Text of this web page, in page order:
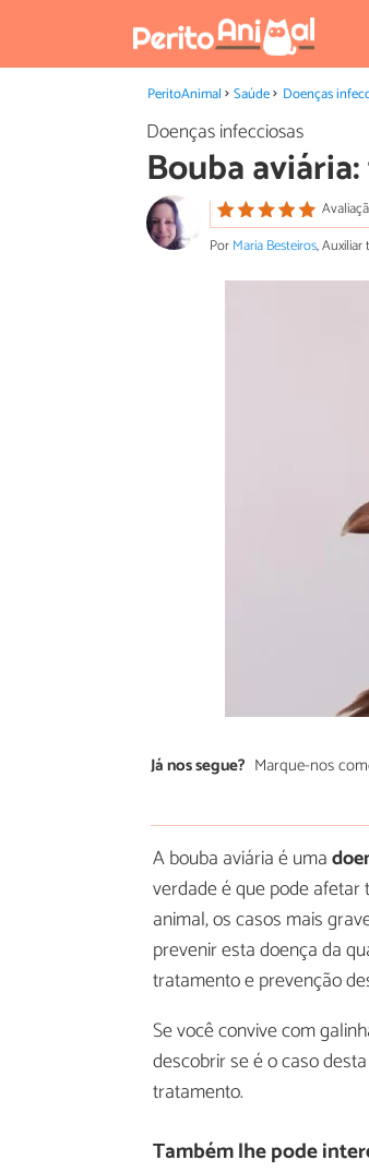
PeritoAnimal Saúde Doenças
Doenças infecciosas
Bouba
PorMaria Besteiros, Auxiliar
Já nos segue? Marque-nos
A bouba aviária é uma
verdade é que pode
animal, os casos mais
prevenir esta doença da
tratamento e prevenção
Se você convive com
descobrir se é o caso
tratamento.
Também lhe pode